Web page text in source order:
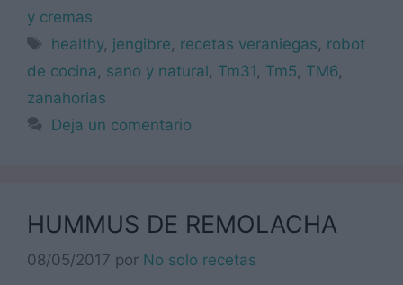
y cremas
Etiquetas
healthy, jengibre, recetas veraniegas, robot
de cocina , sano y natural, Tm31, Tm5, TM6,
zanahorias
Deja un comentario
HUMMUS DE REMOLACHA
08/05/2017 por No solo recetas